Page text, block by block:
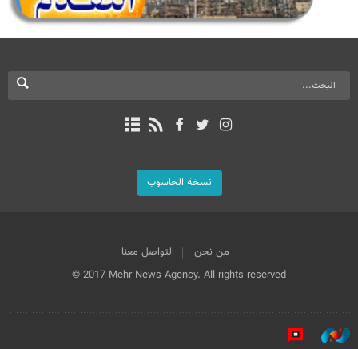
نسخة الحاسوب
من نحن
التواصل معنا
© 2017 Mehr News Agency. All rights reserved